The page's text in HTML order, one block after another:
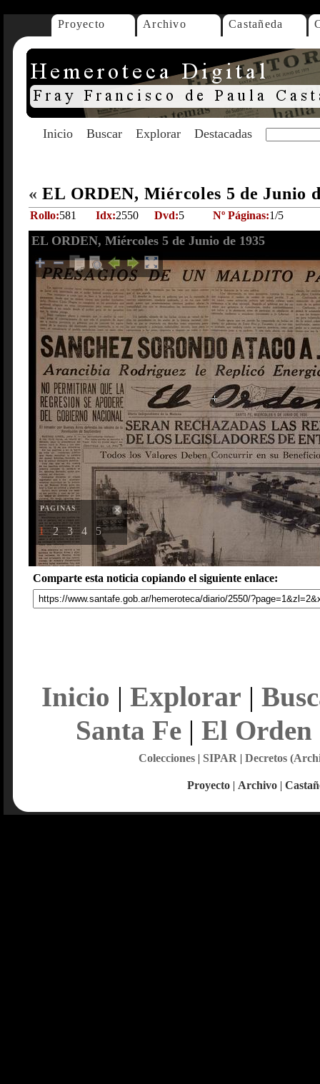
Proyecto Archivo Castañeda
Inicio Buscar Explorar Destacadas
« EL ORDEN, Miércoles 5 de Junio
Rollo:581 Idx:2550 Dvd:5 Nº Páginas:1/5
EL ORDEN, Miércoles 5 de Junio de 1935
PAGINAS
1 2 3 4 5
Comparte esta noticia copiando el siguiente enlace:
Inicio | Explorar |
Santa Fe| El Orden
Colecciones| SIPAR | Decretos
Proyecto | Archivo |